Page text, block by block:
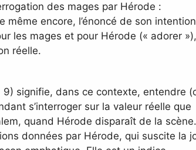
des mages par Hérode :
encore, l’énoncé de son intention
les mages et pour Hérode (« adorer
réelle.
9) signifie, dans ce contexte, entendre
s’interroger sur la valeur réelle que
quand Hérode disparaît de la scène.
données par Hérode, qui suscite la